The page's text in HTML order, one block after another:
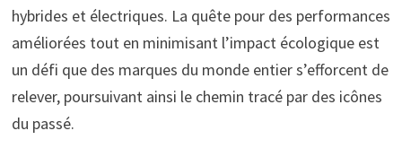
hybrides et électriques. La quête pour des performances
améliorées tout en minimisant l’impact écologique est
un défi que des marques du monde entier s’efforcent de
relever, poursuivant ainsi le chemin tracé par des icônes
du passé.